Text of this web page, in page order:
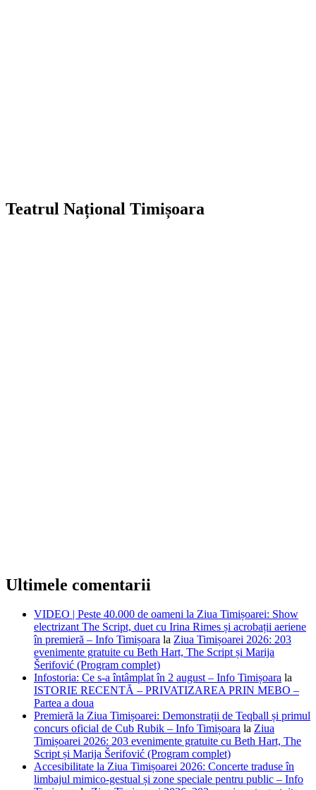
Teatrul Național Timișoara
Ultimele comentarii
VIDEO | Peste 40.000 de oameni la Ziua Timișoarei: Show
electrizant The Script, duet cu Irina Rimes și acrobații aeriene
în premieră – Info Timișoara la Ziua Timișoarei 2026: 203
evenimente gratuite cu Beth Hart, The Script și Marija
Šerifović (Program complet)
Infostoria: Ce s-a întâmplat în 2 august – Info Timișoara la
ISTORIE RECENTĂ – PRIVATIZAREA PRIN MEBO –
Partea a doua
Premieră la Ziua Timișoarei: Demonstrații de Teqball și primul
concurs oficial de Cub Rubik – Info Timișoara la Ziua
Timișoarei 2026: 203 evenimente gratuite cu Beth Hart, The
Script și Marija Šerifović (Program complet)
Accesibilitate la Ziua Timișoarei 2026: Concerte traduse în
limbajul mimico-gestual și zone speciale pentru public – Info